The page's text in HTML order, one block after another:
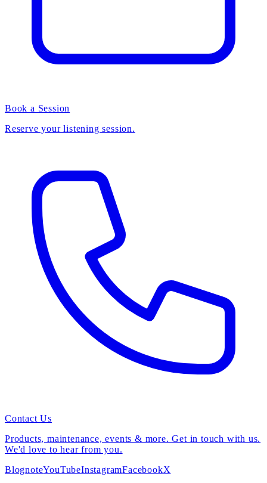
Book a Session
Reserve your listening session.
Contact Us
Products, maintenance, events & more. Get in touch with us.
We'd love to hear from you.
BlognoteYouTubeInstagramFacebookX